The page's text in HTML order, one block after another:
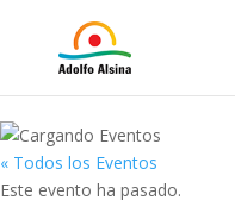
« Todos los Eventos
Este evento ha pasado.